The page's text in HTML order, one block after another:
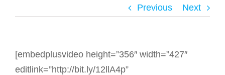
Previous Next
[embedplusvideo height=”356″ width=”427″
editlink=”http://bit.ly/12llA4p”